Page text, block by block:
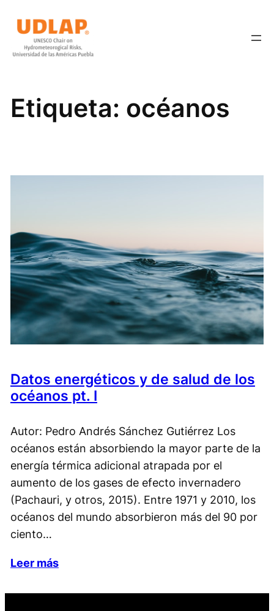
contenido
Etiqueta: océanos
Datos energéticos y de salud de los
océanos pt. I
Autor: Pedro Andrés Sánchez Gutiérrez Los
océanos están absorbiendo la mayor parte de la
energía térmica adicional atrapada por el
aumento de los gases de efecto invernadero
(Pachauri, y otros, 2015). Entre 1971 y 2010, los
océanos del mundo absorbieron más del 90 por
ciento…
Leer más